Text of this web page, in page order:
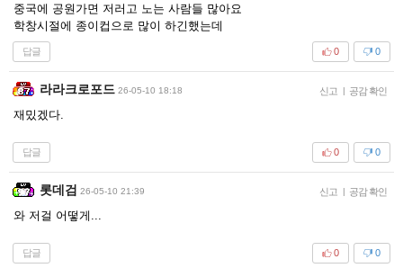
중국에 공원가면 저러고 노는 사람들 많아요
학창시절에 종이컵으로 많이 하긴했는데
답글 0
0
라라크로포드 26-05-10 18:18 신고 | 공감 확인
재밌겠다.
답글 0
0
롯데검 26-05-10 21:39 신고 | 공감 확인
와 저걸 어떻게...
답글 0
0